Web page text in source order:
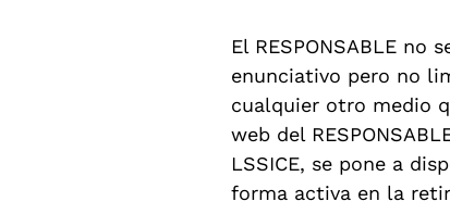
El RESPONSABLE
enunciativo pero no
cualquier otro medio
web del
LSSICE, se pone a
forma activa en la